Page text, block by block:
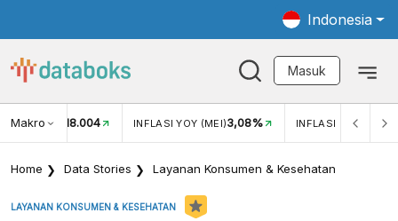
Indonesia
Masuk
Makro
USD/IDR 18.004 INFLASI YOY (MEI)3,08% INFLASI MOM (MEI)
Home Data Stories Layanan Konsumen & Kesehatan
LAYANAN KONSUMEN & KESEHATAN